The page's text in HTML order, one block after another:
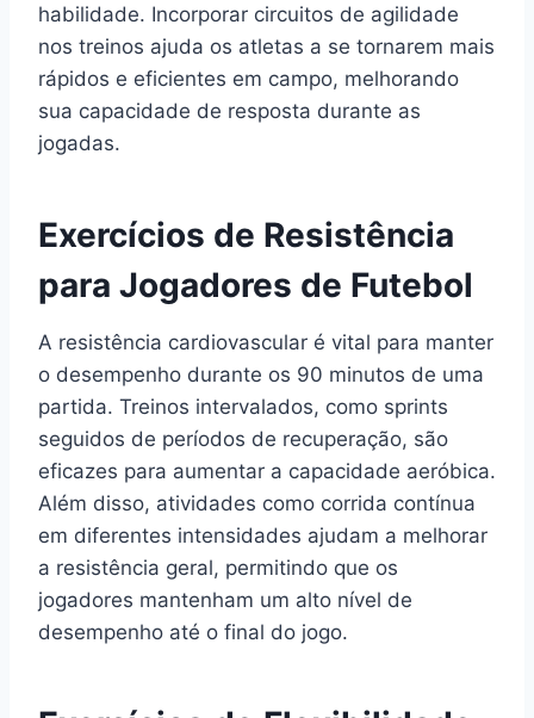
habilidade. Incorporar circuitos de agilidade
nos treinos ajuda os atletas a se tornarem mais
rápidos e eficientes em campo, melhorando
sua capacidade de resposta durante as
jogadas.
Exercícios de Resistência
para Jogadores de Futebol
A resistência cardiovascular é vital para manter
o desempenho durante os 90 minutos de uma
partida. Treinos intervalados, como sprints
seguidos de períodos de recuperação, são
eficazes para aumentar a capacidade aeróbica.
Além disso, atividades como corrida contínua
em diferentes intensidades ajudam a melhorar
a resistência geral, permitindo que os
jogadores mantenham um alto nível de
desempenho até o final do jogo.